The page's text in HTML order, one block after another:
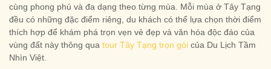
cùng phong phú và đa dạng theo từng mùa. Mỗi mùa ở Tây Tạng
đều có những đặc điểm riêng, du khách có thể lựa chọn thời điểm
thích hợp để khám phá trọn vẹn vẻ đẹp và văn hóa độc đáo của
vùng đất này thông qua tour Tây Tạng trọn gói của Du Lịch Tầm
Nhìn Việt.